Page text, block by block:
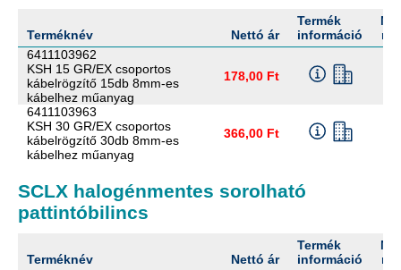
Terméknév Nettó ár
Termék
információ
6411103962
KSH 15 GR/EX csoportos
kábelrögzítő 15db 8mm-es
kábelhez műanyag
178,00 Ft
6411103963
KSH 30 GR/EX csoportos
kábelrögzítő 30db 8mm-es
kábelhez műanyag
366,00 Ft
SCLX halogénmentes sorolható
pattintóbilincs
Terméknév Nettó ár
Termék
információ